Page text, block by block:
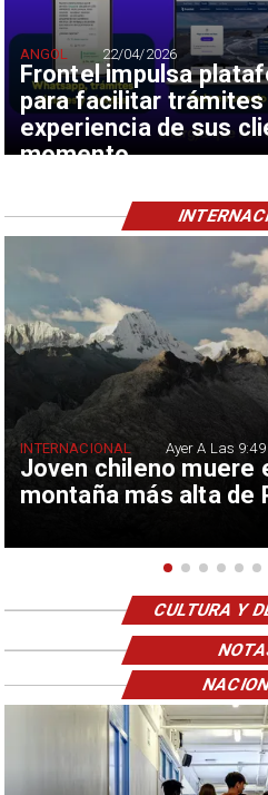
Frontel impulsa
para facilitar trámites
experiencia de sus
momento
ANGOL 22/04/2026
Joven chileno muere
montaña más alta de
INTERNACIONAL Ayer A Las 9:49
CULTURA Y